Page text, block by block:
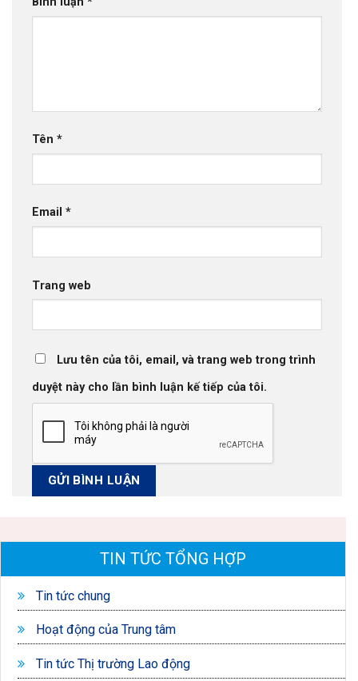
Tên *
Email *
Trang web
Lưu tên của tôi, email, và trang web trong trình
duyệt này cho lần bình luận kế tiếp của tôi.
TIN TỨC TỔNG HỢP
Tin tức chung
Hoạt động của Trung tâm
Tin tức Thị trường Lao động